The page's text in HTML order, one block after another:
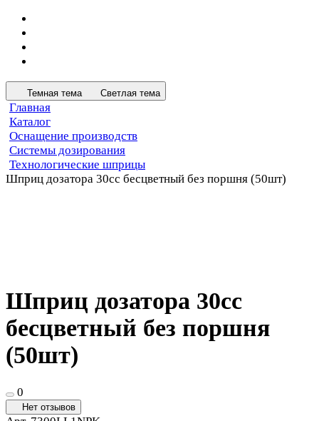
Темная тема Светлая тема
Главная
Каталог
Оснащение производств
Системы дозирования
Технологические шприцы
Шприц дозатора 30сс бесцветный без поршня (50шт)
Шприц дозатора 30сс
бесцветный без поршня
(50шт)
0
Нет отзывов